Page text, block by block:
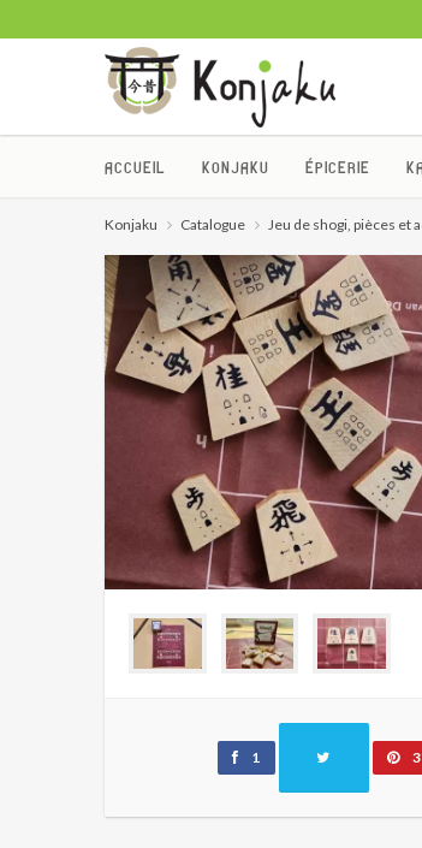
ACCUEIL KONJAKU ÉPICERIE
Konjaku Catalogue Jeu de shogi, pièces et
1 3